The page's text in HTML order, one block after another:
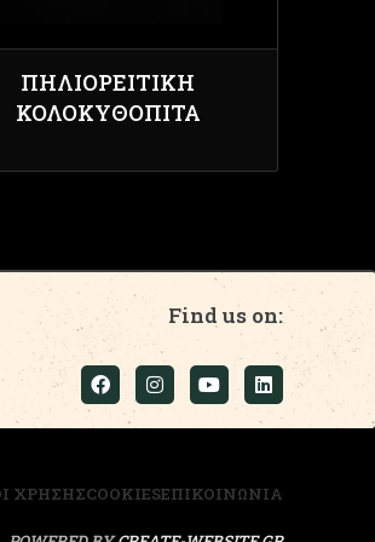
ΠΗΛΙΟΡΕΊΤΙΚΗ
ΚΟΛΟΚΥΘΌΠΙΤΑ
Find us on:
ΧΡΗΣΗΣCOOKIESΕΠΙΚΟΙΝΩΝΙΑ